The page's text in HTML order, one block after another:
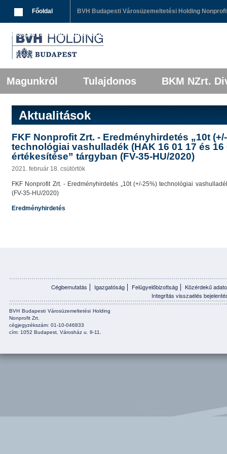
Tovább az elsődleges tartalomra
Tovább a másodlagos tartalomra
Magunkról Tulajdonos BKM NZrt.
BreadcrumbsFőoldal BVH Budapesti Városüzemeltetési Holding
technológiai vashulladék (HAK 16 01 17 és 16 01 18) értékesítése” tárgyban
Aktualitások
FKF Nonprofit Zrt. - Eredményhirdetés „10t
technológiai vashulladék (HAK 16 01 17 és 16
értékesítése” tárgyban (FV-35-HU/2020)
2021. február 18. csütörtök
FKF Nonprofit Zrt. - Eredményhirdetés „10t (+/-25%) technológiai
(FV-35-HU/2020)
Eredményhirdetés
Cégbemutatás Igazgatóság Felügyelőbizottság
Közérdekű
Integritás visszaélés
BVH Budapesti Városüzemeltetési Holding
Nonprofit Zrt.
cégjegyzékszám: 01-10-046833
cím: 1052 Budapest, Városház u. 9-11.